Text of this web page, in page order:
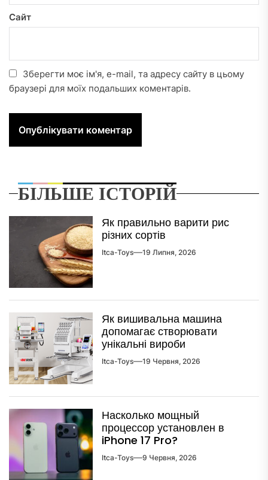
Сайт
Зберегти моє ім'я, e-mail, та адресу сайту в цьому
браузері для моїх подальших коментарів.
БІЛЬШЕ ІСТОРІЙ
Як правильно варити рис
різних сортів
Itca-Toys 19 Липня, 2026
Як вишивальна машина
допомагає створювати
унікальні вироби
Itca-Toys 19 Червня, 2026
Насколько мощный
процессор установлен в
iPhone 17 Pro?
Itca-Toys 9 Червня, 2026